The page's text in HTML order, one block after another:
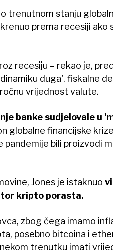
trenutnom stanju
prema recesiji ako
recesiju – rekao je,
duga', fiskalne
vrijednost valute.
banke sudjelovale u
globalne financijske
pandemije bili proizvodi
Jones je istaknuo
kripto porasta.
zbog čega imamo
posebno bitcoina i
trenutku imati